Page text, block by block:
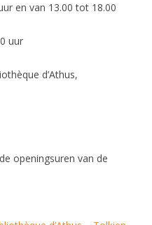
en van 13.00 tot 18.00
uur
d’Athus,
openingsuren van de